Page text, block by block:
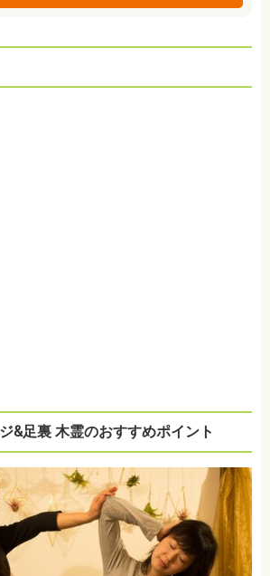
&足裏 木霊のおすすめポイント